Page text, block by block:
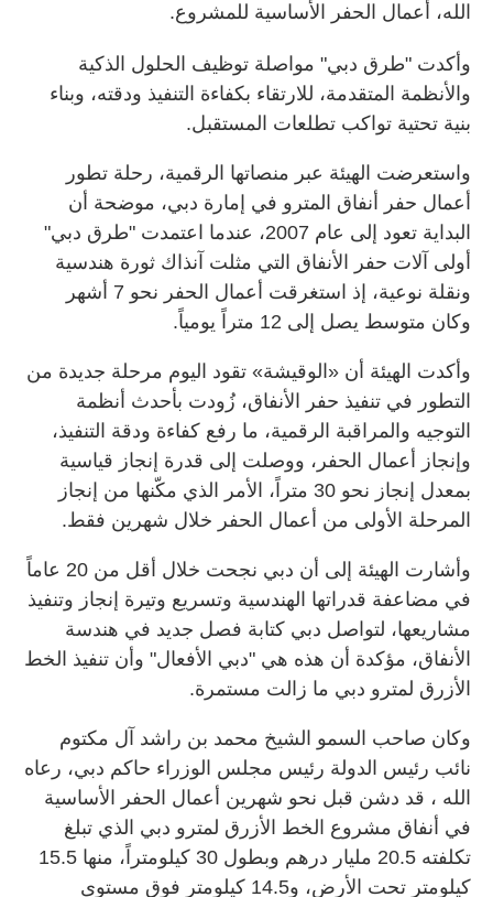
الله، أعمال الحفر الأساسية للمشروع.
وأكدت "طرق دبي" مواصلة توظيف الحلول الذكية
والأنظمة المتقدمة، للارتقاء بكفاءة التنفيذ ودقته، وبناء
بنية تحتية تواكب تطلعات المستقبل.
واستعرضت الهيئة عبر منصاتها الرقمية، رحلة تطور
أعمال حفر أنفاق المترو في إمارة دبي، موضحة أن
البداية تعود إلى عام 2007، عندما اعتمدت "طرق دبي"
أولى آلات حفر الأنفاق التي مثلت آنذاك ثورة هندسية
ونقلة نوعية، إذ استغرقت أعمال الحفر نحو 7 أشهر
وكان متوسط يصل إلى 12 متراً يومياً.
وأكدت الهيئة أن «الوقيشة» تقود اليوم مرحلة جديدة من
التطور في تنفيذ حفر الأنفاق، زُودت بأحدث أنظمة
التوجيه والمراقبة الرقمية، ما رفع كفاءة ودقة التنفيذ،
وإنجاز أعمال الحفر، ووصلت إلى قدرة إنجاز قياسية
بمعدل إنجاز نحو 30 متراً، الأمر الذي مكّنها من إنجاز
المرحلة الأولى من أعمال الحفر خلال شهرين فقط.
وأشارت الهيئة إلى أن دبي نجحت خلال أقل من 20 عاماً
في مضاعفة قدراتها الهندسية وتسريع وتيرة إنجاز وتنفيذ
مشاريعها، لتواصل دبي كتابة فصل جديد في هندسة
الأنفاق، مؤكدة أن هذه هي "دبي الأفعال" وأن تنفيذ الخط
الأزرق لمترو دبي ما زالت مستمرة.
وكان صاحب السمو الشيخ محمد بن راشد آل مكتوم
نائب رئيس الدولة رئيس مجلس الوزراء حاكم دبي، رعاه
الله ، قد دشن قبل نحو شهرين أعمال الحفر الأساسية
في أنفاق مشروع الخط الأزرق لمترو دبي الذي تبلغ
تكلفته 20.5 مليار درهم وبطول 30 كيلومتراً، منها 15.5
كيلومتر تحت الأرض، و14.5 كيلومتر فوق مستوى